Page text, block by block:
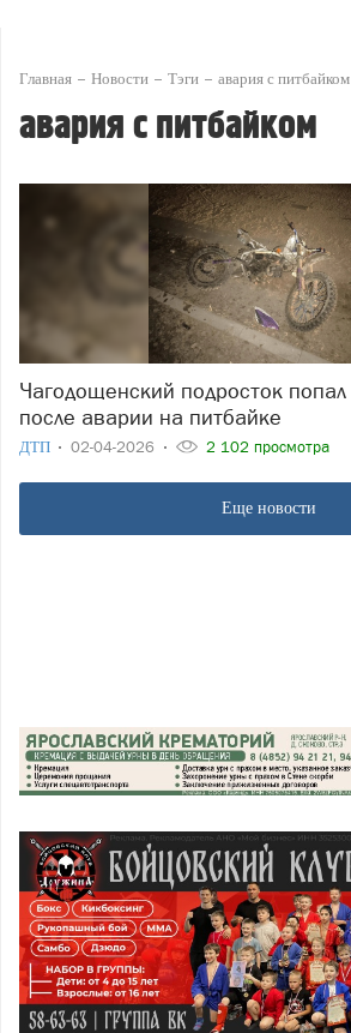
Главная Новости Тэги авария с питбайком
авария с питбайком
Чагодощенский подросток попал в больницу
после аварии на питбайке
ДТП 02-04-2026 2 102 просмотра
Еще новости